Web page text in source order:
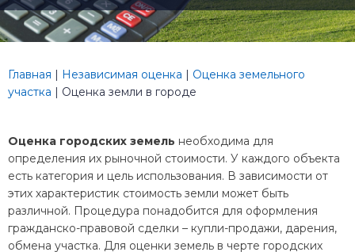
Главная | Независимая оценка | Оценка земельного
участка | Оценка земли в городе
Оценка городских земель необходима для
определения их рыночной стоимости. У каждого объекта
есть категория и цель использования. В зависимости от
этих характеристик стоимость земли может быть
различной. Процедура понадобится для оформления
гражданско-правовой сделки – купли-продажи, дарения,
обмена участка. Для оценки земель в черте городских